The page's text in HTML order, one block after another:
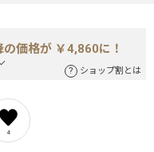
価格が ￥4,860に！
ショップ割とは
4